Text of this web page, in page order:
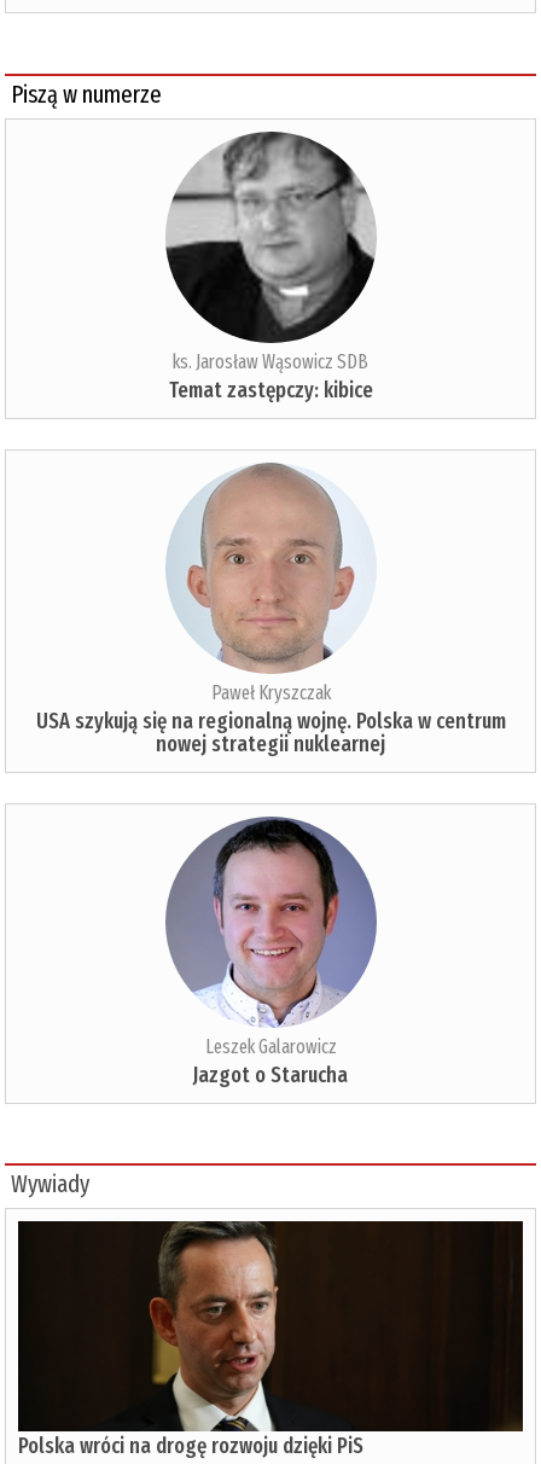
Piszą w numerze
ks. Jarosław Wąsowicz SDB
Temat zastępczy: kibice
Paweł Kryszczak
USA szykują się na regionalną wojnę. Polska w centrum
nowej strategii nuklearnej
Leszek Galarowicz
Jazgot o Starucha
Wywiady
Polska wróci na drogę rozwoju dzięki PiS